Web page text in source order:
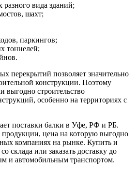
разного вида зданий;
шахт;
паркингов;
тоннелей;
перекрытий позволяет значительно
конструкции. Поэтому
выгодно строительство
особенно на территориях с
поставки балки в Уфе, РФ и РБ.
цена на которую выгодно
компаниях на рынке. Купить и
склада или заказать доставку до
и автомобильным транспортом.